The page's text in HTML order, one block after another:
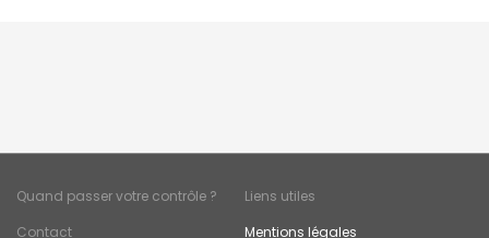
Quand passer votre contrôle ?
Liens utiles
Contact
Mentions légales